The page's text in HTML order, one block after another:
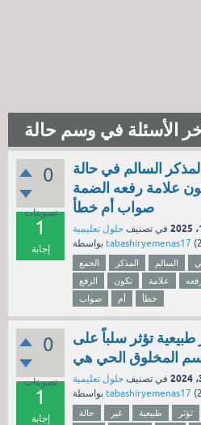
الأسئلة في وسم حالة
0
تصويتات
1
إجابة
السالم في حالة
علامة رفعه الضمة
صواب أم خطأ
في تصنيف حلول تعليمية
tabashiryemenas17 (
الجمع المذكر السالم
الرفع
تكون علامة
صواب
أم خطأ
0
تصويتات
1
إجابة
طبيعية تؤثر سلباً على
المخلوق الحي هي
في تصنيف حلول تعليمية
tabashiryemenas17 (
حالة غير طبيعية تؤثر